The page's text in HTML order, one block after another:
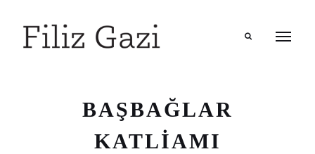
BAŞBAĞLAR
KATLIAMI